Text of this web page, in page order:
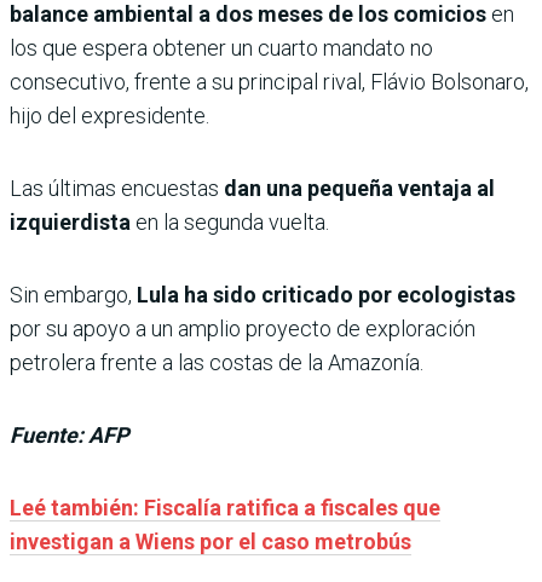
balance ambiental a dos meses de los comicios en
los que espera obtener un cuarto mandato no
consecutivo, frente a su principal rival, Flávio Bolsonaro,
hijo del expresidente.
Las últimas encuestas dan una pequeña ventaja al
izquierdista en la segunda vuelta.
Sin embargo, Lula ha sido criticado por ecologistas
por su apoyo a un amplio proyecto de exploración
petrolera frente a las costas de la Amazonía.
Fuente: AFP
Leé también: Fiscalía ratifica a fiscales que
investigan a Wiens por el caso metrobús